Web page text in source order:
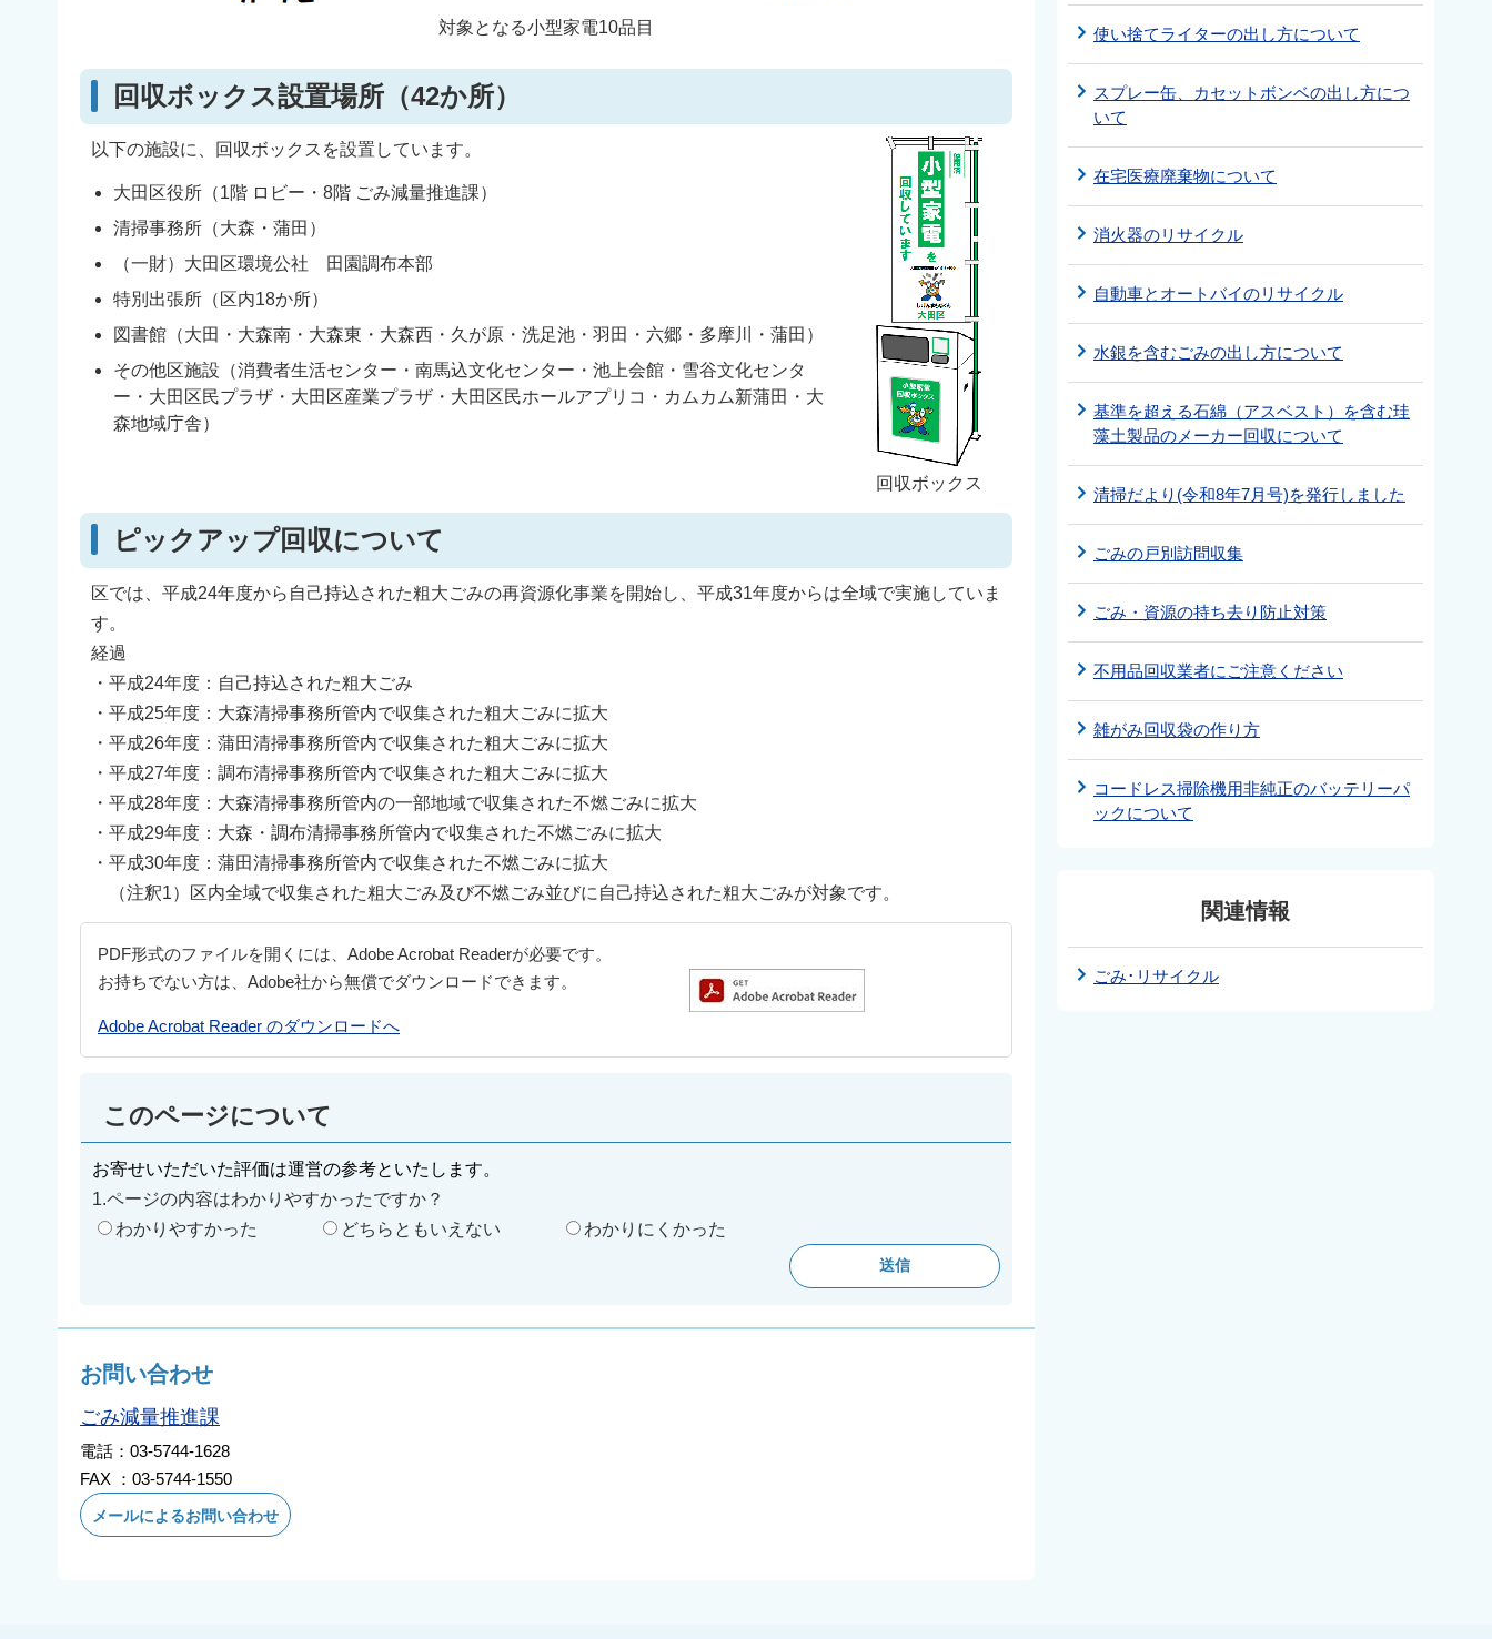
対象となる小型家電10品目
回収ボックス設置場所（42か所）
回収ボックス
以下の施設に、回収ボックスを設置しています。
大田区役所（1階 ロビー・8階 ごみ減量推進課）
清掃事務所（大森・蒲田）
（一財）大田区環境公社 田園調布本部
特別出張所（区内18か所）
図書館（大田・大森南・大森東・大森西・久が原・洗足池・羽田・六郷・多摩川・蒲田）
その他区施設（消費者生活センター・南馬込文化センター・池上会館・雪谷文化センタ
ー・大田区民プラザ・大田区産業プラザ・大田区民ホールアプリコ・カムカム新蒲田・大
森地域庁舎）
ピックアップ回収について
区では、平成24年度から自己持込された粗大ごみの再資源化事業を開始し、平成31年度からは全域で実施していま
す。
経過
・平成24年度：自己持込された粗大ごみ
・平成25年度：大森清掃事務所管内で収集された粗大ごみに拡大
・平成26年度：蒲田清掃事務所管内で収集された粗大ごみに拡大
・平成27年度：調布清掃事務所管内で収集された粗大ごみに拡大
・平成28年度：大森清掃事務所管内の一部地域で収集された不燃ごみに拡大
・平成29年度：大森・調布清掃事務所管内で収集された不燃ごみに拡大
・平成30年度：蒲田清掃事務所管内で収集された不燃ごみに拡大
（注釈1）区内全域で収集された粗大ごみ及び不燃ごみ並びに自己持込された粗大ごみが対象です。
PDF形式のファイルを開くには、Adobe Acrobat Readerが必要です。
お持ちでない方は、Adobe社から無償でダウンロードできます。
Adobe Acrobat Reader のダウンロードへ
このページについて
お寄せいただいた評価は運営の参考といたします。
1.ページの内容はわかりやすかったですか？
わかりやすかった
どちらともいえない わかりにくかった
お問い合わせ
ごみ減量推進課
電話：03-5744-1628
FAX ：03-5744-1550
メールによるお問い合わせ
使い捨てライターの出し方について
スプレー缶、カセットボンベの出し方につ
いて
在宅医療廃棄物について
消火器のリサイクル
自動車とオートバイのリサイクル
水銀を含むごみの出し方について
基準を超える石綿（アスベスト）を含む珪
藻土製品のメーカー回収について
清掃だより(令和8年7月号)を発行しました
ごみの戸別訪問収集
ごみ・資源の持ち去り防止対策
不用品回収業者にご注意ください
雑がみ回収袋の作り方
コードレス掃除機用非純正のバッテリーパ
ックについて
関連情報
ごみ･リサイクル